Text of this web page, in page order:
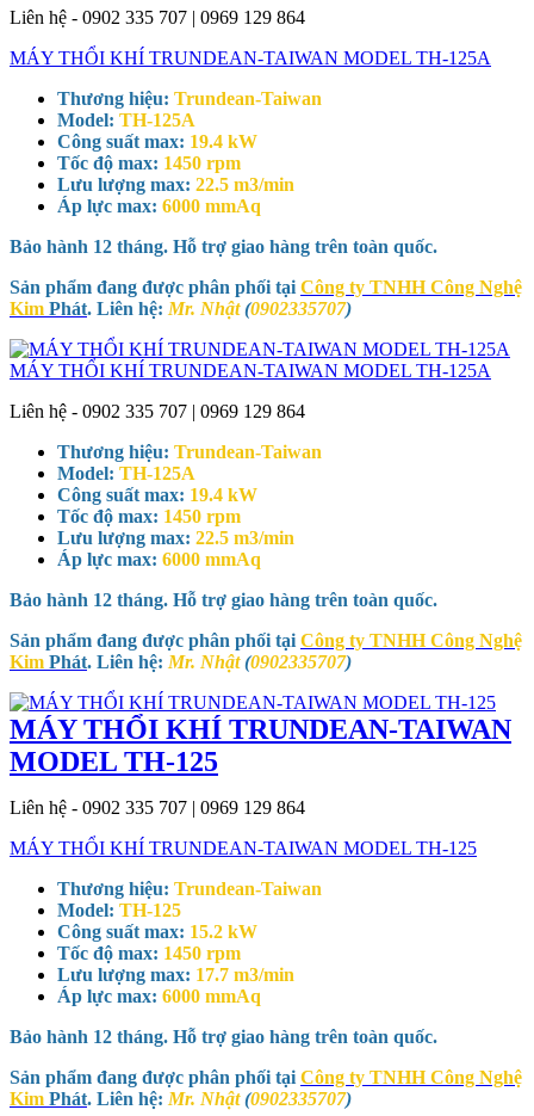
Liên hệ - 0902 335 707 | 0969 129 864
MÁY THỔI KHÍ TRUNDEAN-TAIWAN MODEL TH-125A
Thương hiệu: Trundean-Taiwan
Model: TH-125A
Công suất max: 19.4 kW
Tốc độ max: 1450 rpm
Lưu lượng max: 22.5 m3/min
Áp lực max: 6000 mmAq
Bảo hành 12 tháng. Hỗ trợ giao hàng trên toàn quốc.
Sản phẩm đang được phân phối tại Công ty TNHH Công Nghệ
Kim Phát. Liên hệ: Mr. Nhật(0902335707)
MÁY THỔI KHÍ TRUNDEAN-TAIWAN MODEL TH-125A
Liên hệ - 0902 335 707 | 0969 129 864
Thương hiệu: Trundean-Taiwan
Model: TH-125A
Công suất max: 19.4 kW
Tốc độ max: 1450 rpm
Lưu lượng max: 22.5 m3/min
Áp lực max: 6000 mmAq
Bảo hành 12 tháng. Hỗ trợ giao hàng trên toàn quốc.
Sản phẩm đang được phân phối tại Công ty TNHH Công Nghệ
Kim Phát. Liên hệ: Mr. Nhật(0902335707)
MÁY THỔI KHÍ TRUNDEAN-TAIWAN
MODEL TH-125
Liên hệ - 0902 335 707 | 0969 129 864
MÁY THỔI KHÍ TRUNDEAN-TAIWAN MODEL TH-125
Thương hiệu: Trundean-Taiwan
Model: TH-125
Công suất max: 15.2 kW
Tốc độ max: 1450 rpm
Lưu lượng max: 17.7 m3/min
Áp lực max: 6000 mmAq
Bảo hành 12 tháng. Hỗ trợ giao hàng trên toàn quốc.
Sản phẩm đang được phân phối tại Công ty TNHH Công Nghệ
Kim Phát. Liên hệ: Mr. Nhật(0902335707)